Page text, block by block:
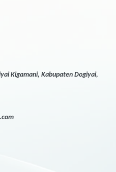
Kigamani, Kabupaten Dogiyai,